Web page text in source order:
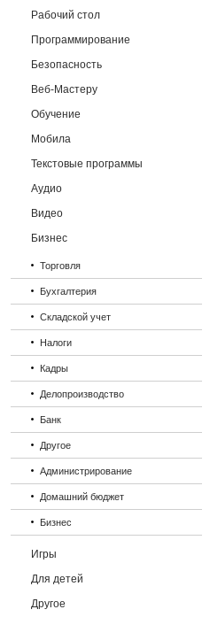
Рабочий стол
Программирование
Безопасность
Веб-Мастеру
Обучение
Мобила
Текстовые программы
Аудио
Видео
Бизнес
Торговля
Бухгалтерия
Складской учет
Налоги
Кадры
Делопроизводство
Банк
Другое
Администрирование
Домашний бюджет
Бизнес
Игры
Для детей
Другое